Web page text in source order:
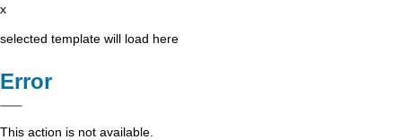
x
selected template will load here
Error
This action is not available.